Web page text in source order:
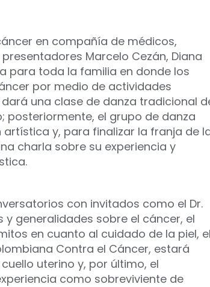
en compañía de médicos,
Marcelo Cezán, Diana
para toda la familia en donde los
por medio de actividades
dará una clase de danza tradicional
posteriormente, el grupo de danza
y, para finalizar la franja de
charla sobre su experiencia y
con invitados como el Dr.
generalidades sobre el cáncer, el
en cuanto al cuidado de la piel, el
Contra el Cáncer, estará
uterino y, por último, el
como sobreviviente de